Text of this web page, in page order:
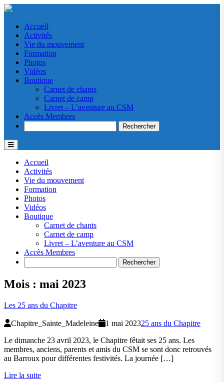
Accueil
Activités
Vie du mouvement
Formation
Photos
Vidéos
Boutique
Carnet de chants
Carnet de camp
Livret – L’aventure au CSM
Accès Membres
Accueil
Activités
Vie du mouvement
Formation
Photos
Vidéos
Boutique
Carnet de chants
Carnet de camp
Livret – L’aventure au CSM
Accès Membres
Mois : mai 2023
Les 25 ans du Chapitre
Chapitre_Sainte_Madeleine 1 mai 202325 ans du Chapitre
Le dimanche 23 avril 2023, le Chapitre fêtait ses 25 ans. Les
membres, anciens, parents et amis du CSM se sont donc retrouvés
au Barroux pour différentes festivités. La journée […]
Lire la suite